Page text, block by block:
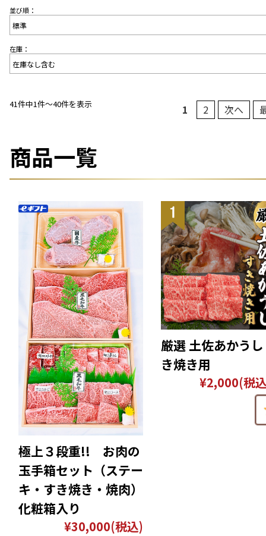
並び順：
在庫：
41件中1件〜40件を表示 1 2 次へ
商品一覧
極上３段重!! お肉の
玉手箱セット（ステー
キ・すき焼き・焼肉）
化粧箱入り
¥30,000(税込)
厳選 土佐あかう
き焼き用
¥2,000(税